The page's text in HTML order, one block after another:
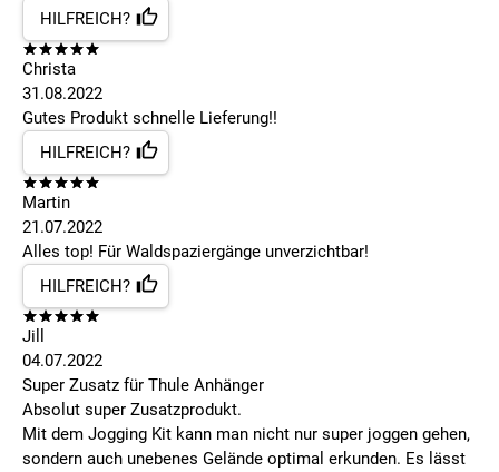
HILFREICH?
Christa
31.08.2022
Gutes Produkt schnelle Lieferung!!
HILFREICH?
Martin
21.07.2022
Alles top! Für Waldspaziergänge unverzichtbar!
HILFREICH?
Jill
04.07.2022
Super Zusatz für Thule Anhänger
Absolut super Zusatzprodukt.
Mit dem Jogging Kit kann man nicht nur super joggen gehen,
sondern auch unebenes Gelände optimal erkunden. Es lässt